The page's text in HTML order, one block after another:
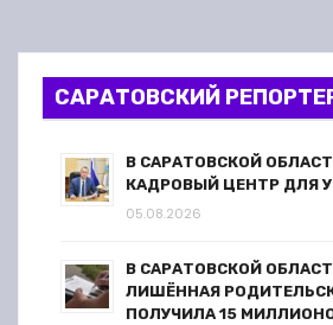
САРАТОВСКИЙ
В САРАТОВСКОЙ
КАДРОВЫЙ ЦЕНТР ДЛЯ
05.08.2026
В САРАТОВСКОЙ
ЛИШЁННАЯ
ПОЛУЧИЛА 15